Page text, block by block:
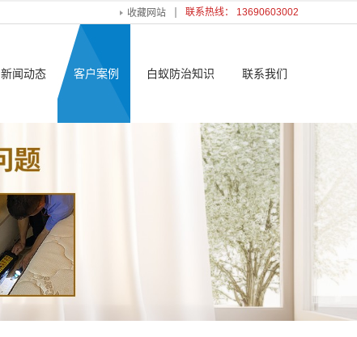
收藏网站 联系热线： 13690603002
新闻动态 客户案例 白蚁防治知识 联系我们